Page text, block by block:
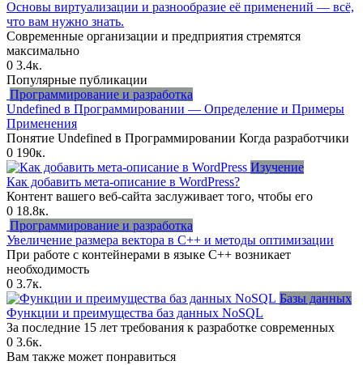
Основы виртуализации и разнообразие её применений — всё,
что вам нужно знать.
Современные организации и предприятия стремятся
максимально
0 3.4к.
Популярные публикации
Программирование и разработка
Undefined в Программировании — Определение и Примеры
Применения
Понятие Undefined в Программировании Когда разработчики
0 190к.
Изучение
Как добавить мета-описание в WordPress?
Контент вашего веб-сайта заслуживает того, чтобы его
0 18.8к.
Программирование и разработка
Увеличение размера вектора в C++ и методы оптимизации
При работе с контейнерами в языке C++ возникает
необходимость
0 3.7к.
Базы данных
Функции и преимущества баз данных NoSQL
За последние 15 лет требования к разработке современных
0 3.6к.
Вам также может понравиться